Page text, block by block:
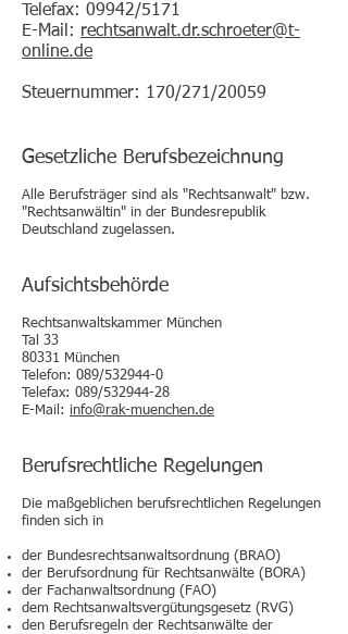
Telefax: 09942/5171
E-Mail: rechtsanwalt.dr.schroeter@t-
online.de
Steuernummer: 170/271/20059
Gesetzliche Berufsbezeichnung
Alle Berufsträger sind als "Rechtsanwalt" bzw.
"Rechtsanwältin" in der Bundesrepublik
Deutschland zugelassen.
Aufsichtsbehörde
Rechtsanwaltskammer München
Tal 33
80331 München
Telefon: 089/532944-0
Telefax: 089/532944-28
E-Mail: info@rak-muenchen.de
Berufsrechtliche Regelungen
Die maßgeblichen berufsrechtlichen Regelungen
finden sich in
der Bundesrechtsanwaltsordnung (BRAO)
der Berufsordnung für Rechtsanwälte (BORA)
der Fachanwaltsordnung (FAO)
dem Rechtsanwaltsvergütungsgesetz (RVG)
den Berufsregeln der Rechtsanwälte der